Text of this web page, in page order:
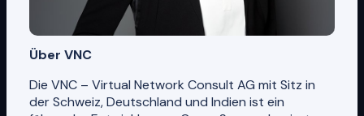
Über VNC
Die VNC – Virtual Network Consult AG mit Sitz in
der Schweiz, Deutschland und Indien ist ein